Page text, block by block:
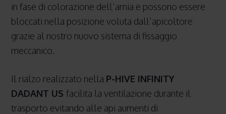
in fase di colorazione dell’arnia e possono essere
bloccati nella posizione voluta dall’apicoltore
grazie al nostro nuovo sistema di fissaggio
meccanico.
Il rialzo realizzato nella P-HIVE INFINITY
DADANT US facilita la ventilazione durante il
trasporto evitando alle api aumenti di